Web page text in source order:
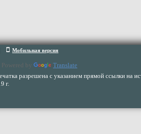
Мобильная версия
Powered by
Translate
разрешена с указанием прямой ссылки на
г.